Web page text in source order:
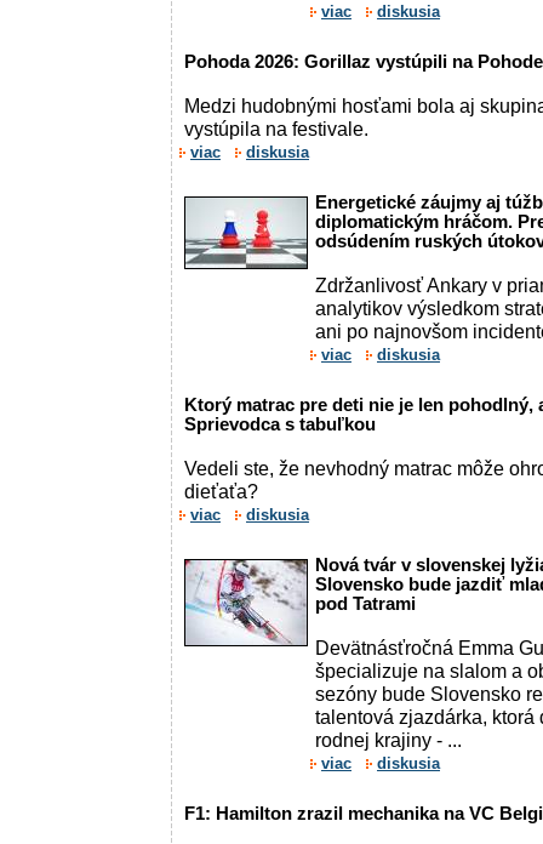
viac diskusia
Pohoda 2026: Gorillaz vystúpili na
Medzi hudobnými hosťami bola aj
vystúpila na festivale.
viac diskusia
Energetické záujmy aj
diplomatickým hráčom.
odsúdením ruských
Zdržanlivosť Ankary v
analytikov výsledkom
ani po najnovšom
viac diskusia
Ktorý matrac pre deti nie je len pohodlný,
Sprievodca s tabuľkou
Vedeli ste, že nevhodný matrac môže
dieťaťa?
viac diskusia
Nová tvár v slovenskej
Slovensko bude jazdiť
pod Tatrami
Devätnásťročná Emma
špecializuje na slalom a
sezóny bude Slovensko
talentová zjazdárka,
rodnej krajiny - ...
viac diskusia
F1: Hamilton zrazil mechanika na VC